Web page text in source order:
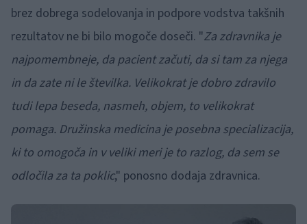
brez dobrega sodelovanja in podpore vodstva takšnih
rezultatov ne bi bilo mogoče doseči. "Za zdravnika je
najpomembneje, da pacient začuti, da si tam za njega
in da zate ni le številka. Velikokrat je dobro zdravilo
tudi lepa beseda, nasmeh, objem, to velikokrat
pomaga. Družinska medicina je posebna specializacija,
ki to omogoča in v veliki meri je to razlog, da sem se
odločila za ta poklic," ponosno dodaja zdravnica.